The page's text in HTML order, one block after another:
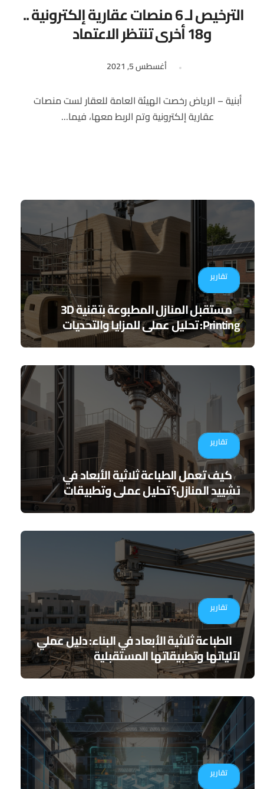
الترخيص لـ 6 منصات عقارية إلكترونية ..
و18 أخرى تنتظر الاعتماد
أغسطس 5, 2021
أبنية – الرياض رخصت الهيئة العامة للعقار لست منصات
عقارية إلكترونية وتم الربط معها، فيما...
تقارير
مستقبل المنازل المطبوعة بتقنية 3D
Printing: تحليل عملي للمزايا والتحديات
تقارير
كيف تعمل الطباعة ثلاثية الأبعاد في
تشييد المنازل؟ تحليل عملي وتطبيقات
مستقبلية
تقارير
الطباعة ثلاثية الأبعاد في البناء: دليل عملي
لآلياتها وتطبيقاتها المستقبلية
تقارير